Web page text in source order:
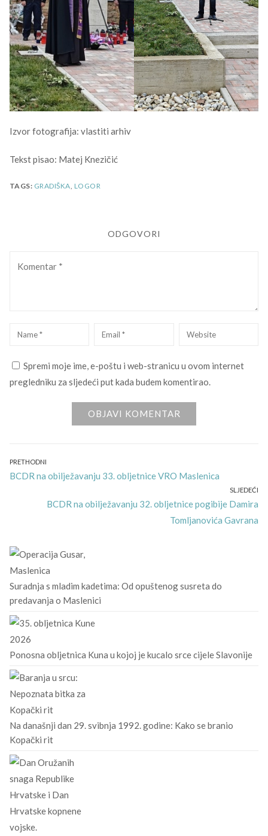
Izvor fotografija: vlastiti arhiv
Tekst pisao: Matej Knezičić
TAGS: GRADIŠKA LOGOR
ODGOVORI
Name Email Website
Spremi moje ime, e-poštu i web-stranicu u ovom internet
pregledniku za sljedeći put kada budem komentirao.
Navigacija
objava
PRETHODNI
Previous
BCDR na obilježavanju 33. obljetnice VRO Maslenica
SLJEDEĆI
Next
BCDR na obilježavanju 32. obljetnice pogibije Damira
Tomljanovića Gavrana
Suradnja s mladim kadetima: Od opuštenog susreta do
predavanja o Maslenici
Ponosna obljetnica Kuna u kojoj je kucalo srce cijele Slavonije
Na današnji dan 29. svibnja 1992. godine: Kako se branio
Kopački rit